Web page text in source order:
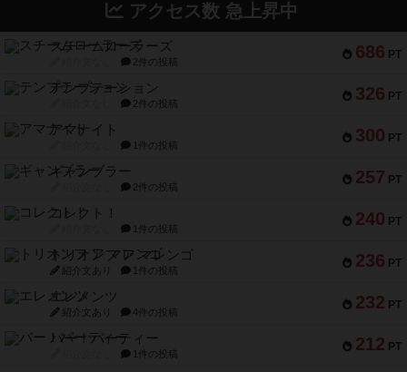
アクセス数 急上昇中
686 PT
スチームローラーズ
2件の投稿
326 PT
テンプテーション
2件の投稿
300 PT
アマナイト
1件の投稿
257 PT
ギャンブラー
2件の投稿
240 PT
コレクト！
1件の投稿
236 PT
トリオンフ ア マレンゴ
紹介文あり 1件の投稿
232 PT
エレメンツ
紹介文あり 4件の投稿
212 PT
バー！パーティー
1件の投稿